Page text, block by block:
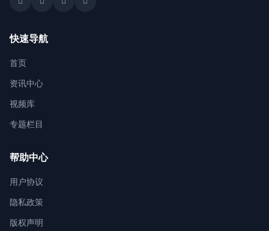
快速导航
首页
资讯中心
视频库
专题栏目
帮助中心
用户协议
隐私政策
版权声明